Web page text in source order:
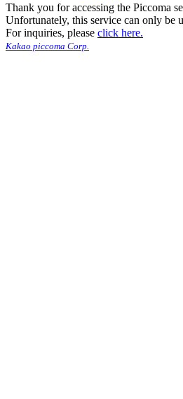
Thank you for accessing the Piccoma
Unfortunately, this service can only be
For inquiries, please click here.
Kakao piccoma Corp.